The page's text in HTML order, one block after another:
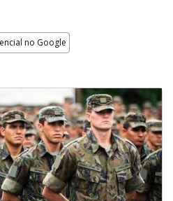
no Google